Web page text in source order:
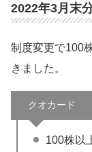
2022年3月末
制度変更で100
きました。
クオカード
100株以